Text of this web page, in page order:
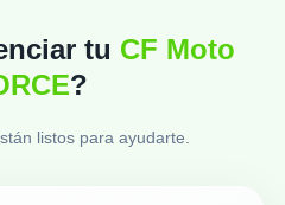
tu CF Moto
?
listos para ayudarte.